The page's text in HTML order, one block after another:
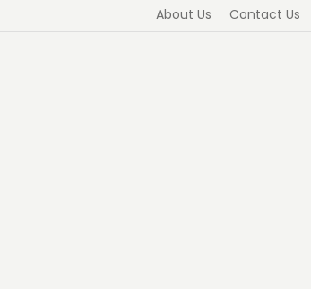
About Us Contact Us